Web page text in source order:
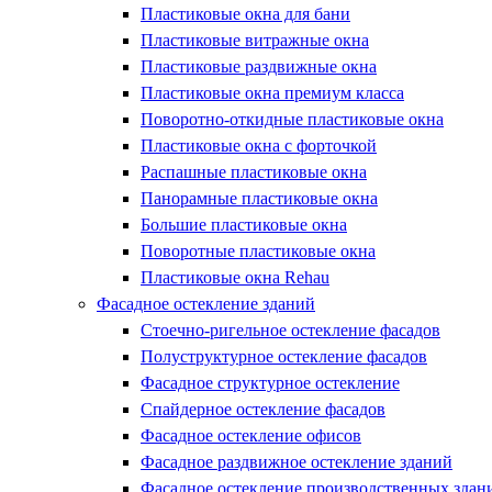
Пластиковые окна для бани
Пластиковые витражные окна
Пластиковые раздвижные окна
Пластиковые окна премиум класса
Поворотно-откидные пластиковые окна
Пластиковые окна с форточкой
Распашные пластиковые окна
Панорамные пластиковые окна
Большие пластиковые окна
Поворотные пластиковые окна
Пластиковые окна Rehau
Фасадное остекление зданий
Стоечно-ригельное остекление фасадов
Полуструктурное остекление фасадов
Фасадное структурное остекление
Спайдерное остекление фасадов
Фасадное остекление офисов
Фасадное раздвижное остекление зданий
Фасадное остекление производственных